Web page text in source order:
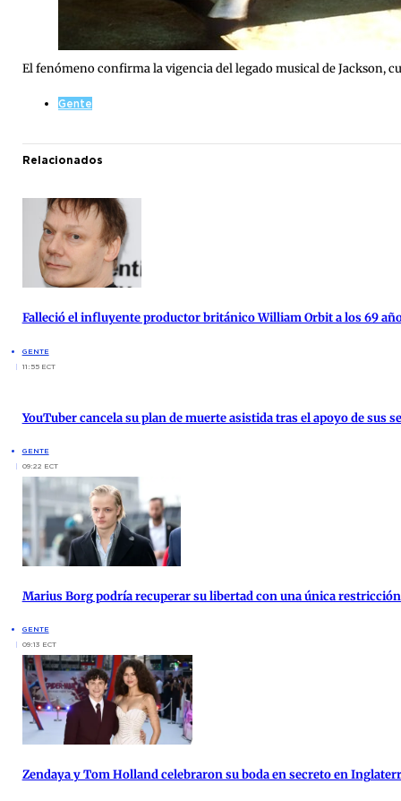
El fenómeno confirma la vigencia del legado musical de Jackson,
Gente
Relacionados
Falleció el influyente productor británico William Orbit a los 69
GENTE
11:55 ECT
YouTuber cancela su plan de muerte asistida tras el apoyo de sus
GENTE
09:22 ECT
Marius Borg podría recuperar su libertad con una única
GENTE
09:13 ECT
Zendaya y Tom Holland celebraron su boda en secreto en